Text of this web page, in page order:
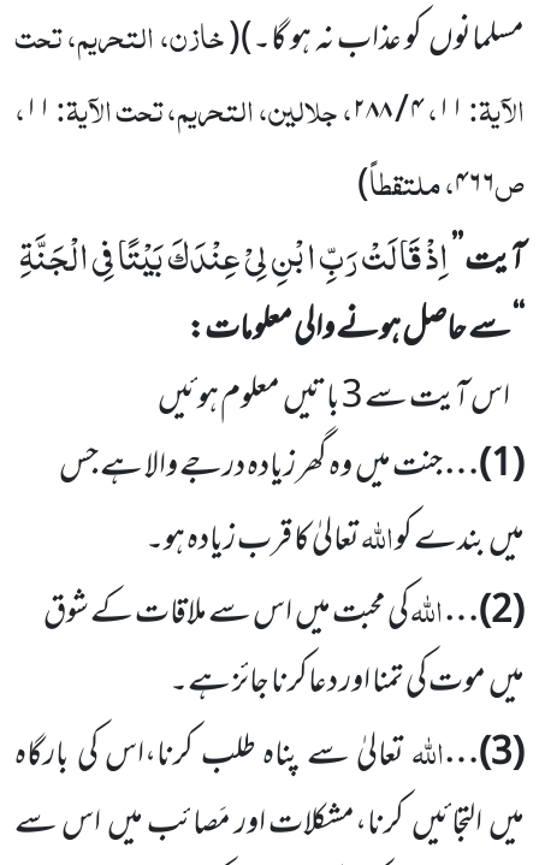
مسلمانوںکو عذاب نہ ہو گا۔)(خازن، التحریم، تحت
الآیۃ:۱۱،۴/۲۸۸، جلالین، التحریم، تحت الآیۃ:۱۱،
ص۴۶۶، ملتقطاً)
آیت’’اِذْ قَالَتْ رَبِّ ابْنِ لِیْ عِنْدَكَ بَیْتًا فِی الْجَنَّةِ
‘‘سے حاصل ہونے والی معلومات:
اس آیت سے3باتیںمعلوم ہوئیں
(
1
)…جنت میںوہ گھر زیادہ درجے والا ہے جس
میںبندے کواللّٰہتعالیٰ کا قرب زیادہ ہو۔
(
2
)…اللّٰہکی محبت میںاس سے ملاقات کے شوق
میںموت کی تمنا اور دعاکرنا جائز ہے۔
(
3
)…اللّٰہتعالیٰ سے پناہ طلب کرنا،اس کی بارگاہ
میںالتجائیںکرنا،مشکلات اور مَصائب میںاس سے